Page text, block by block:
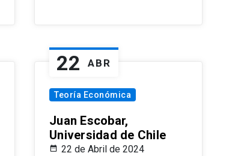
22 ABR
Teoría Económica
Juan Escobar,
Universidad de Chile
22 de Abril de 2024